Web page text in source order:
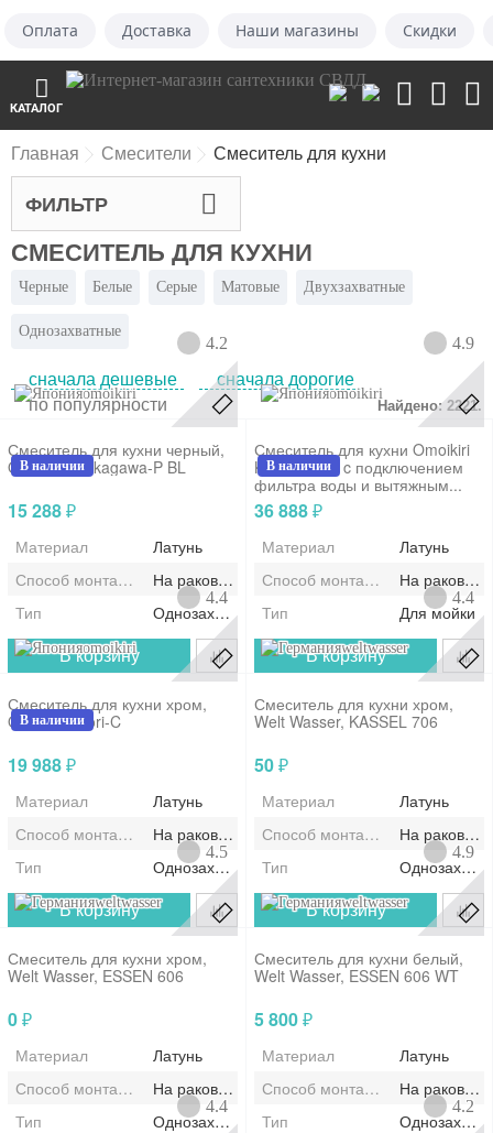
Оплата Доставка Наши магазины Скидки
КАТАЛОГ
Главная Смесители Смеситель для кухни
ФИЛЬТР
СМЕСИТЕЛЬ ДЛЯ КУХНИ
Черные Белые Серые Матовые Двухзахватные
Однозахватные
сначала дешевые
сначала дорогие
по популярности
Найдено: 2221.
omoikiri
4.2
В наличии
Смеситель для кухни черный,
Omoikiri, Nakagawa-P BL
15 288₽
Материал
Латунь
Способ монтажа/установкиНа раковину/мойку
Тип
Однозахватный
В корзину
omoikiri
4.9
В наличии
Смеситель для кухни Omoikiri
Karatsu-S C c подключением
фильтра воды и вытяжным...
36 888₽
Материал
Латунь
Способ монтажа/установки
На
Тип
Для мойки
В корзину
omoikiri
4.4
В наличии
Смеситель для кухни хром,
Omoikiri, Mori-C
19 988₽
Материал
Латунь
Способ монтажа/установкиНа раковину/мойку
Тип
Однозахватный
В корзину
weltwasser
4.4
Смеситель для кухни хром,
Welt Wasser, KASSEL 706
50₽
Материал
Латунь
Способ монтажа/установки
На
Тип
В корзину
weltwasser
4.5
Смеситель для кухни хром,
Welt Wasser, ESSEN 606
0₽
Материал
Латунь
Способ монтажа/установкиНа раковину/мойку
Тип
Однозахватный
weltwasser
4.9
Смеситель для кухни белый,
Welt Wasser, ESSEN 606 WT
5 800₽
Материал
Латунь
Способ монтажа/установки
На
Тип
4.4 4.2